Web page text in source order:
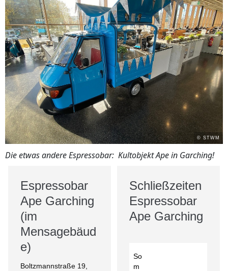
© STWM
Die etwas andere Espressobar: Kultobjekt Ape in Garching!
Espressobar
Ape Garching
(im
Mensagebäud
e)
Boltzmannstraße 19,
Schließzeiten
Espressobar
Ape Garching
So
m